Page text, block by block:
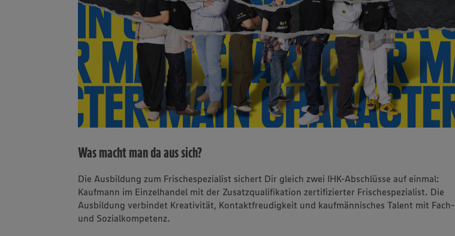
Was macht man da aus sich?
Die Ausbildung zum Frischespezialist sichert Dir gleich zwei IHK-Abschlüsse auf einmal:
Kaufmann im Einzelhandel mit der Zusatzqualifikation zertifizierter Frischespezialist. Die
Ausbildung verbindet Kreativität, Kontaktfreudigkeit und kaufmännisches Talent mit Fach-
und Sozialkompetenz.